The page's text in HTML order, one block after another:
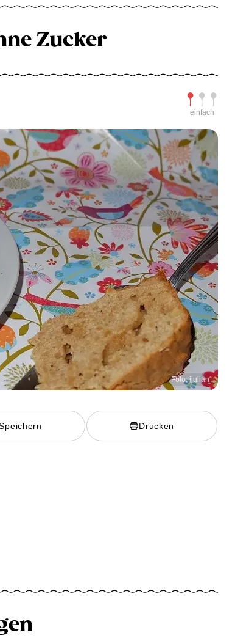
Zucker
Schwierigkeit
einfach
Foto: jjulian
Drucken